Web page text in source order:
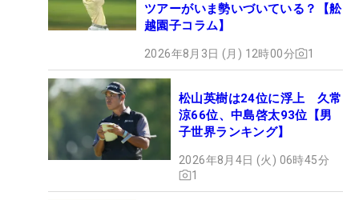
ツアーがいま勢いづいている？【舩
越園子コラム】
2026年8月3日 (月) 12時00分 1
松山英樹は24位に浮上 久常
涼66位、中島啓太93位【男
子世界ランキング】
2026年8月4日 (火) 06時45分
1